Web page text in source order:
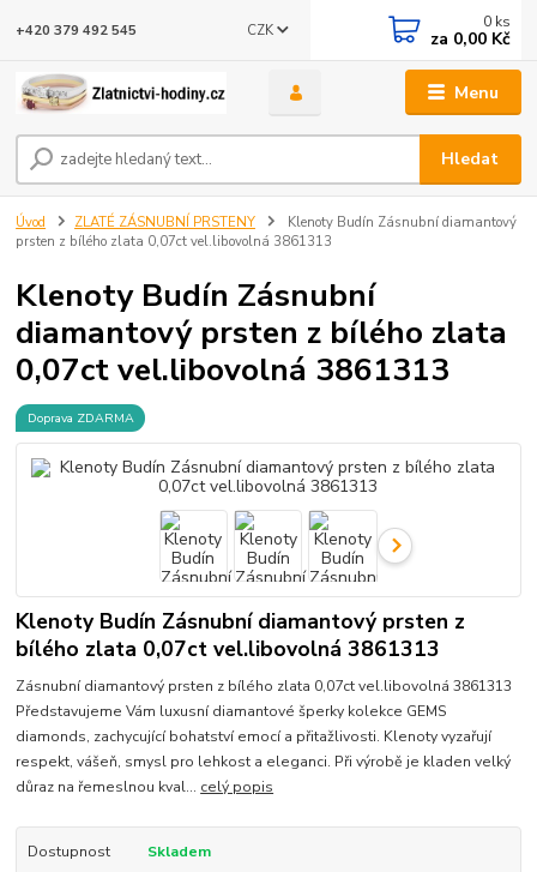
Menu
CZK
Hledat
+420 379 492 545 0 ks
za 0,00 Kč
Úvod ZLATÉ ZÁSNUBNÍ PRSTENY
Klenoty Budín Zásnubní diamantový
prsten z bílého zlata 0,07ct vel.libovolná 3861313
Klenoty Budín Zásnubní
diamantový prsten z bílého zlata
0,07ct vel.libovolná 3861313
Doprava ZDARMA
Klenoty Budín Zásnubní diamantový prsten z
bílého zlata 0,07ct vel.libovolná 3861313
Zásnubní diamantový prsten z bílého zlata 0,07ct vel.libovolná 3861313
Představujeme Vám luxusní diamantové šperky kolekce GEMS
diamonds, zachycující bohatství emocí a přitažlivosti. Klenoty vyzařují
respekt, vášeň, smysl pro lehkost a eleganci. Při výrobě je kladen velký
důraz na řemeslnou kval... celý popis
Dostupnost Skladem